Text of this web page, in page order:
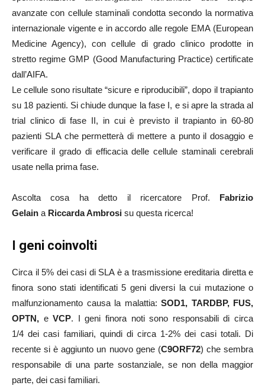
avanzate con cellule staminali condotta secondo la normativa
internazionale vigente e in accordo alle regole EMA (European
Medicine Agency), con cellule di grado clinico prodotte in
stretto regime GMP (Good Manufacturing Practice) certificate
dall’AIFA.
Le cellule sono risultate “sicure e riproducibili”, dopo il trapianto
su 18 pazienti. Si chiude dunque la fase I, e si apre la strada al
trial clinico di fase II, in cui è previsto il trapianto in 60-80
pazienti SLA che permetterà di mettere a punto il dosaggio e
verificare il grado di efficacia delle cellule staminali cerebrali
usate nella prima fase.
Ascolta cosa ha detto il ricercatore Prof.
Fabrizio
Gelain a Riccarda Ambrosi su questa ricerca!
I geni coinvolti
Circa il 5% dei casi di SLA è a trasmissione ereditaria diretta e
finora sono stati identificati 5 geni diversi la cui mutazione o
malfunzionamento causa la malattia: SOD1, TARDBP, FUS,
OPTN, eVCP. I geni finora noti sono responsabili di circa
1/4 dei casi familiari, quindi di circa 1-2% dei casi totali. Di
recente si è aggiunto un nuovo gene (C9ORF72) che sembra
responsabile di una parte sostanziale, se non della maggior
parte, dei casi familiari.